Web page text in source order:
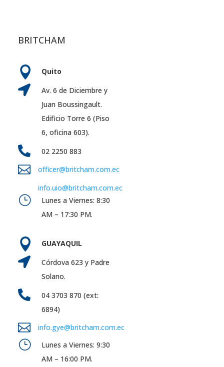
BRITCHAM
 Quito

Av. 6 de Diciembre y
Juan Boussingault.
Edificio Torre 6 (Piso
6, oficina 603).
 02 2250 883

officer@britcham.com.ec
info.uio@britcham.com.ec
}
Lunes a Viernes: 8:30
AM – 17:30 PM.
 GUAYAQUIL

Córdova 623 y Padre
Solano.

04 3703 870 (ext:
6894)
 info.gye@britcham.com.ec
}
Lunes a Viernes: 9:30
AM – 16:00 PM.